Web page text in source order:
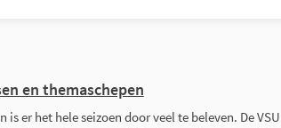
en themaschepen
is er het hele seizoen door veel te beleven. De